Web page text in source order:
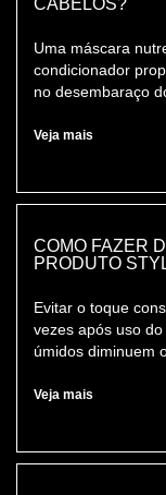
CABELOS?
Uma máscara
condicionador
no desembaraço
Veja mais
COMO FAZER
PRODUTO
Evitar o toque
vezes após uso
úmidos diminuem
Veja mais